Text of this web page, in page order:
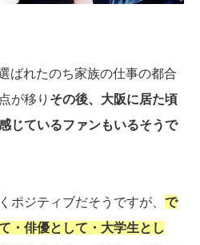
ばれたのち家族の仕事の都合
が移り その後、大阪に居た頃
じているファンもいるそうで
ポジティブだそうですが、 で
・俳優として・大学生とし